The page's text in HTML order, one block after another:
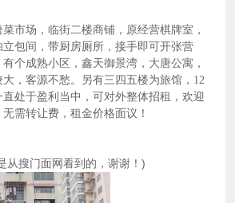
市场，临街二楼商铺，原经营棋牌室，
立包间，带厨房厕所，接手即可开张营
个成熟小区，鑫天御景湾，大唐公寓，
，客源不愁。另有三四五楼为旅馆，12
处于盈利当中，可对外整体招租，欢迎
需转让费，租金价格面议！
从搜门面网看到的，谢谢！)